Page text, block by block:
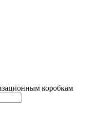
коробкам